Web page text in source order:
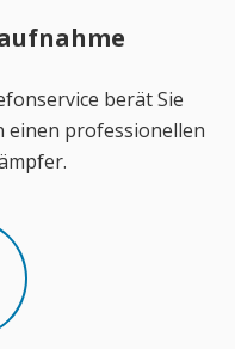
berät Sie
einen professionellen